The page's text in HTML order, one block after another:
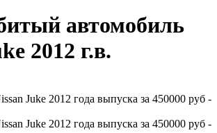
автомобиль
2012 г.в.